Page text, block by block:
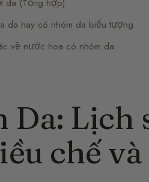
da hay có nhóm da biểu tượng
về nước hoa có nhóm da
Da: Lịch
chế